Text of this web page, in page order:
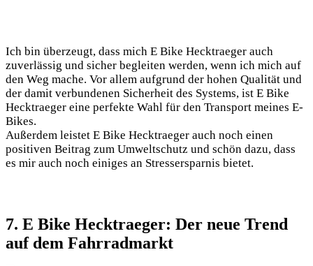
Ich bin überzeugt, dass mich E Bike Hecktraeger auch
zuverlässig und sicher begleiten werden, wenn ich mich auf
den Weg mache. Vor allem aufgrund der hohen Qualität und
der damit verbundenen Sicherheit des Systems, ist E Bike
Hecktraeger eine perfekte Wahl für den Transport meines E-
Bikes.
Außerdem leistet E Bike Hecktraeger auch noch einen
positiven Beitrag zum Umweltschutz und schön dazu, dass
es mir auch noch einiges an Stressersparnis bietet.
7. E Bike Hecktraeger: Der neue Trend
auf dem Fahrradmarkt